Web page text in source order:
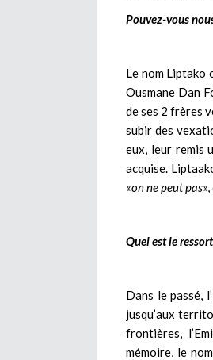
Pouvez-vous
Le nom Liptako
Ousmane Dan
de ses 2 frères
subir des
eux, leur remis
acquise.
«on ne peut pas
Quel est le
Dans le passé,
jusqu’aux
frontières,
mémoire, le